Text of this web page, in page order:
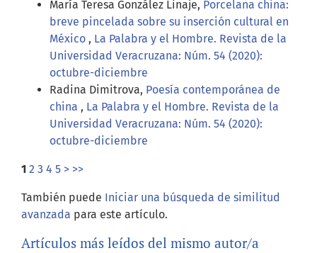
María Teresa González Linaje, Porcelana china:
breve pincelada sobre su inserción cultural en
México , La Palabra y el Hombre. Revista de la
Universidad Veracruzana: Núm. 54 (2020):
octubre-diciembre
Radina Dimitrova, Poesía contemporánea de
china , La Palabra y el Hombre. Revista de la
Universidad Veracruzana: Núm. 54 (2020):
octubre-diciembre
1 2 3 4 5 > >>
También puede Iniciar una búsqueda de similitud
avanzada para este artículo.
Artículos más leídos del mismo autor/a